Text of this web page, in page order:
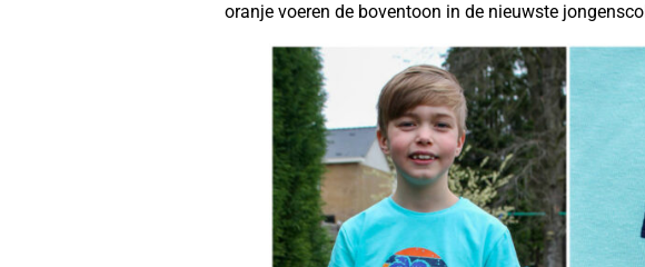
oranje voeren de boventoon in de nieuwste